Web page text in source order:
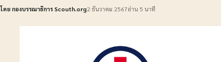
โดย กองบรรณาธิการ Scouth.org2 ธันวาคม 2567อ่าน 5 นาที